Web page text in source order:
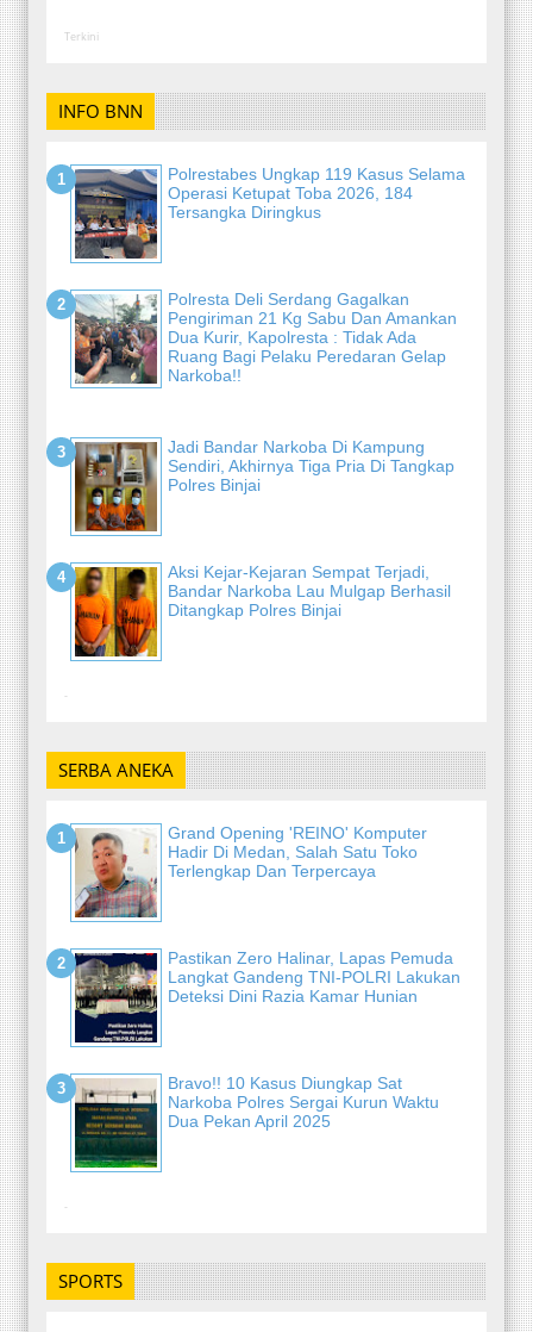
Terkini
INFO BNN
Polrestabes Ungkap 119 Kasus Selama
Operasi Ketupat Toba 2026, 184
Tersangka Diringkus
Polresta Deli Serdang Gagalkan
Pengiriman 21 Kg Sabu Dan Amankan
Dua Kurir, Kapolresta : Tidak Ada
Ruang Bagi Pelaku Peredaran Gelap
Narkoba!!
Jadi Bandar Narkoba Di Kampung
Sendiri, Akhirnya Tiga Pria Di Tangkap
Polres Binjai
Aksi Kejar-Kejaran Sempat Terjadi,
Bandar Narkoba Lau Mulgap Berhasil
Ditangkap Polres Binjai
-
SERBA ANEKA
Grand Opening 'REINO' Komputer
Hadir Di Medan, Salah Satu Toko
Terlengkap Dan Terpercaya
Pastikan Zero Halinar, Lapas Pemuda
Langkat Gandeng TNI-POLRI Lakukan
Deteksi Dini Razia Kamar Hunian
Bravo!! 10 Kasus Diungkap Sat
Narkoba Polres Sergai Kurun Waktu
Dua Pekan April 2025
-
SPORTS